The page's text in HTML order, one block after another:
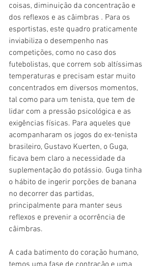
coisas, diminuição da concentração e
dos reflexos e as câimbras . Para os
esportistas, este quadro praticamente
inviabiliza o desempenho nas
competições, como no caso dos
futebolistas, que correm sob altíssimas
temperaturas e precisam estar muito
concentrados em diversos momentos,
tal como para um tenista, que tem de
lidar com a pressão psicológica e as
exigências físicas. Para aqueles que
acompanharam os jogos do ex-tenista
brasileiro, Gustavo Kuerten, o Guga,
ficava bem claro a necessidade da
suplementação do potássio. Guga tinha
o hábito de ingerir porções de banana
no decorrer das partidas,
principalmente para manter seus
reflexos e prevenir a ocorrência de
câimbras.
A cada batimento do coração humano,